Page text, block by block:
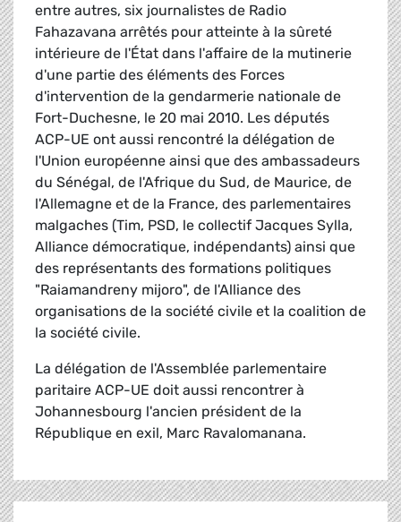
entre autres, six journalistes de Radio
Fahazavana arrêtés pour atteinte à la sûreté
intérieure de l'État dans l'affaire de la mutinerie
d'une partie des éléments des Forces
d'intervention de la gendarmerie nationale de
Fort-Duchesne, le 20 mai 2010. Les députés
ACP-UE ont aussi rencontré la délégation de
l'Union européenne ainsi que des ambassadeurs
du Sénégal, de l'Afrique du Sud, de Maurice, de
l'Allemagne et de la France, des parlementaires
malgaches (Tim, PSD, le collectif Jacques Sylla,
Alliance démocratique, indépendants) ainsi que
des représentants des formations politiques
"Raiamandreny mijoro", de l'Alliance des
organisations de la société civile et la coalition de
la société civile.
La délégation de l'Assemblée parlementaire
paritaire ACP-UE doit aussi rencontrer à
Johannesbourg l'ancien président de la
République en exil, Marc Ravalomanana.